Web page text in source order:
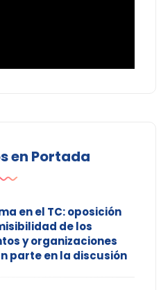
en Portada
en el TC: oposición
de los
y organizaciones
parte en la discusión